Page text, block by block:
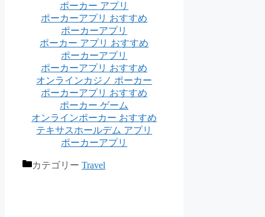
ポーカー アプリ
ポーカーアプリ おすすめ
ポーカーアプリ
ポーカー アプリ おすすめ
ポーカーアプリ
ポーカーアプリ おすすめ
オンラインカジノ ポーカー
ポーカーアプリ おすすめ
ポーカー ゲーム
オンラインポーカー おすすめ
テキサスホールデム アプリ
ポーカーアプリ
カテゴリー Travel